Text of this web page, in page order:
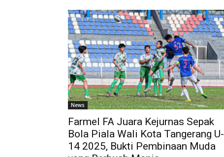
News
Farmel FA Juara Kejurnas Sepak
Bola Piala Wali Kota Tangerang U-
14 2025, Bukti Pembinaan Muda